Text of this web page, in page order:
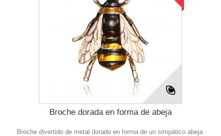
Broche dorada en forma de abeja
Broche divertido de metal dorado en forma de un simpático abeja.